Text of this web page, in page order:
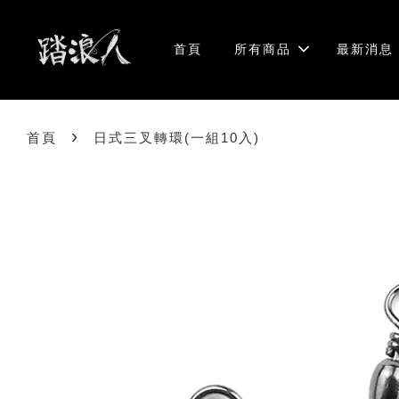
首頁 所有商品 最新消息
首頁 › 日式三叉轉環(一組10入)